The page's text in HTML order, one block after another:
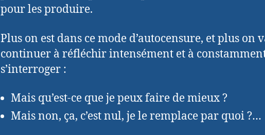
pour les produire.
Plus on est dans ce mode d’autocensure, et plus on
continuer à réfléchir intensément et à
s’interroger :
Mais qu’est-ce que je peux faire de mieux ?
Mais non, ça, c’est nul, je le remplace par quoi ?…